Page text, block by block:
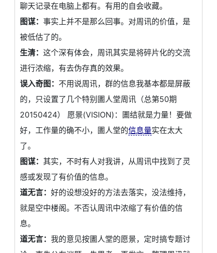
聊天记录在电脑上都有。有用的自会收藏。
图谋： 事实上并不是那么回事。对周讯的价值，是
被低估了的。
生清： 这个深有体会，周讯其实是将碎片化的交流
进行浓缩，有去伪存真的效果。
误入奇图： 不用说周讯，群的信息我基本都是屏蔽
的，只设置了几个特别圕人堂周讯（总第50期
20150424） 愿景(VISION)：圕结就是力量！要做
好，工作量的确不小，圕人堂的信息量实在太大
了。
图谋： 其实，不时有人对我讲，从周讯中找到了灵
感或发现了有价值的信息。
道无言： 好的设想没好的方法去落实，没法维持，
就是空中楼阁。不否认周讯中浓缩了有价值的信
息。
道无言： 我的意见按圕人堂的愿景，定时搞专题讨